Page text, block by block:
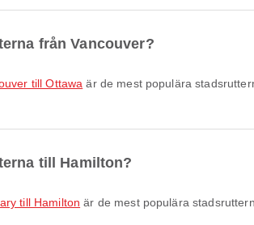
från Vancouver?
till Ottawa är de mest populära
till Hamilton?
till Hamilton är de mest populära